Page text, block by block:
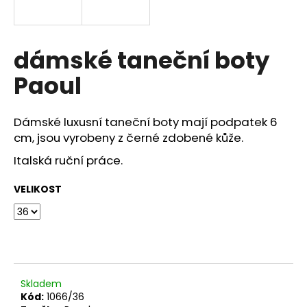
dámské taneční boty
Paoul
Dámské luxusní taneční boty mají podpatek 6
cm, jsou vyrobeny z černé zdobené kůže.
Italská ruční práce.
VELIKOST
Skladem
Kód: 1066/36
í
t
?
D
o
u